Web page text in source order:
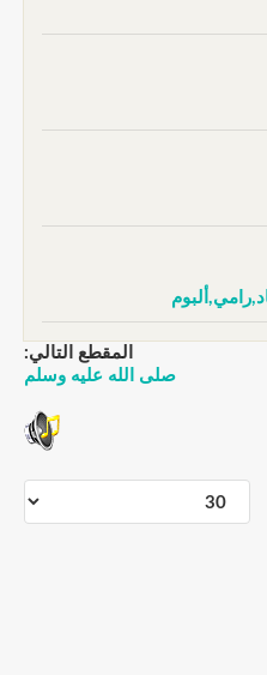
المقطع التالي:
صلى الله عليه وسلم